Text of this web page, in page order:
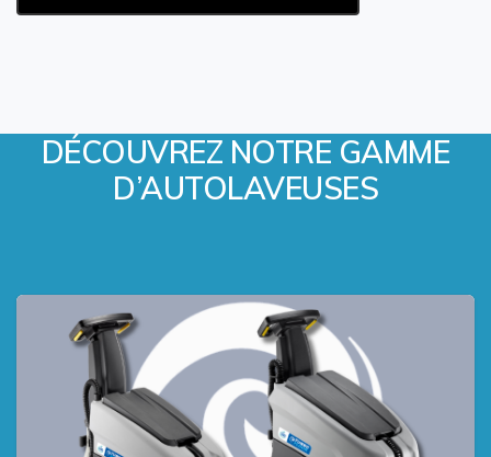
DÉCOUVREZ NOTRE GAMME
D’AUTOLAVEUSES